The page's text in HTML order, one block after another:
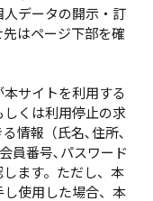
データの開示・訂
はページ下部を確
サイトを利用する
くは利用停止の求
情報（氏名､住所､
員番号､パスワード
ます。ただし、本
使用した場合、本